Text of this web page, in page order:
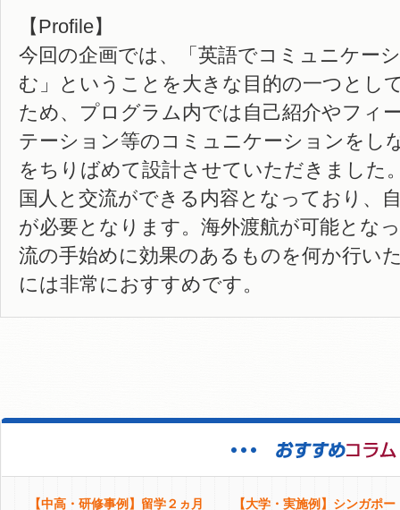
【Profile】
今回の企画では、「英語でコミュニケー
む」ということを大きな目的の一つとし
ため、プログラム内では自己紹介やフィ
テーション等のコミュニケーションをし
をちりばめて設計させていただきました
国人と交流ができる内容となっており、
が必要となります。海外渡航が可能とな
流の手始めに効果のあるものを何か行い
には非常におすすめです。
【中高・研修事例】留学２ヵ月
【大学・実施例】シンガポー